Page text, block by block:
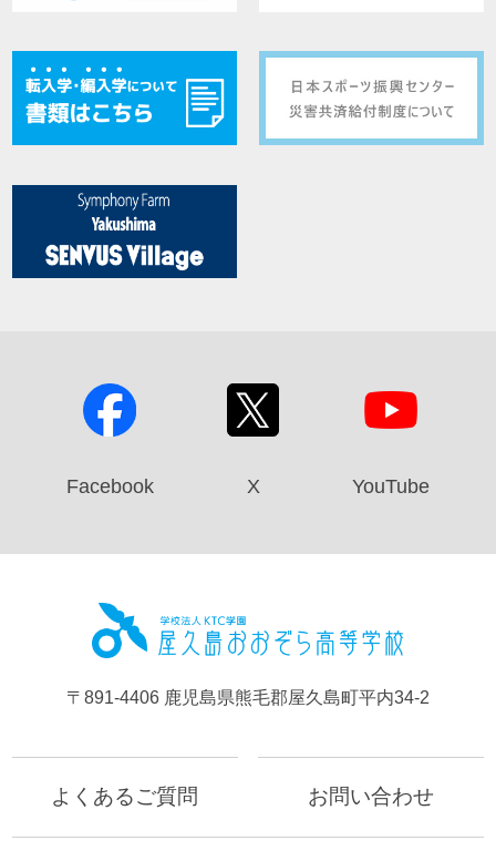
Facebook X YouTube
〒891-4406 鹿児島県熊毛郡屋久島町平内34-2
よくあるご質問 お問い合わせ